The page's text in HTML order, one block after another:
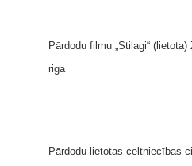
Pārdodu filmu „Stilagi“
riga
Pārdodu lietotas celtniecības